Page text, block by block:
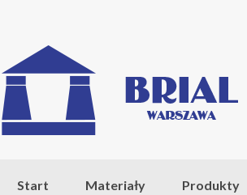
Start Materiały Produkty